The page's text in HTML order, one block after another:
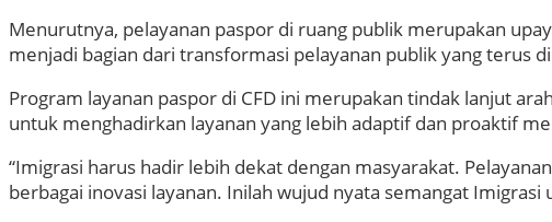
Menurutnya, pelayanan paspor di ruang publik merupakan
menjadi bagian dari transformasi pelayanan publik yang terus
Program layanan paspor di CFD ini merupakan tindak lanjut
untuk menghadirkan layanan yang lebih adaptif dan proaktif
“Imigrasi harus hadir lebih dekat dengan masyarakat.
berbagai inovasi layanan. Inilah wujud nyata semangat